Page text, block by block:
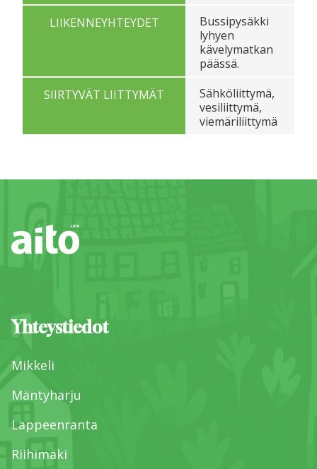
LIIKENNEYHTEYDET
Bussipysäkki
lyhyen
kävelymatkan
päässä.
SIIRTYVÄT LIITTYMÄT
Sähköliittymä,
vesiliittymä,
viemäriliittymä
Yhteystiedot
Mikkeli
Mäntyharju
Lappeenranta
Riihimäki